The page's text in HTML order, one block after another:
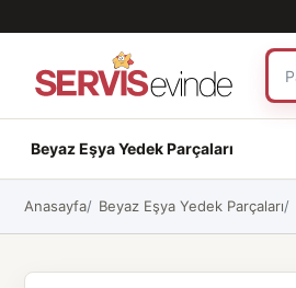
Beyaz Eşya Yedek Parçaları
Anasayfa Beyaz Eşya Yedek Parçaları